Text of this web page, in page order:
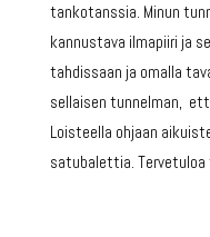
tankotanssia. Minun
kannustava ilmapiiri ja
tahdissaan ja omalla
sellaisen tunnelman,
Loisteella ohjaan
satubalettia. Tervetuloa